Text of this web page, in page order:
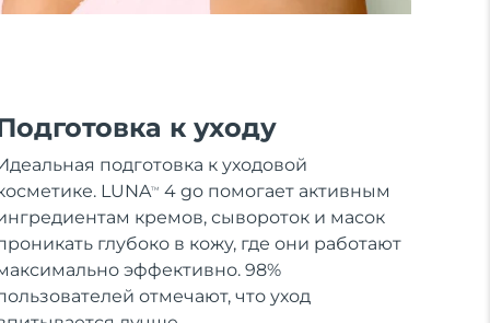
к уходу
подготовка к уходовой
LUNATM
4 go помогает активным
кремов, сывороток и масок
глубоко в кожу, где они работают
эффективно. 98%
отмечают, что уход